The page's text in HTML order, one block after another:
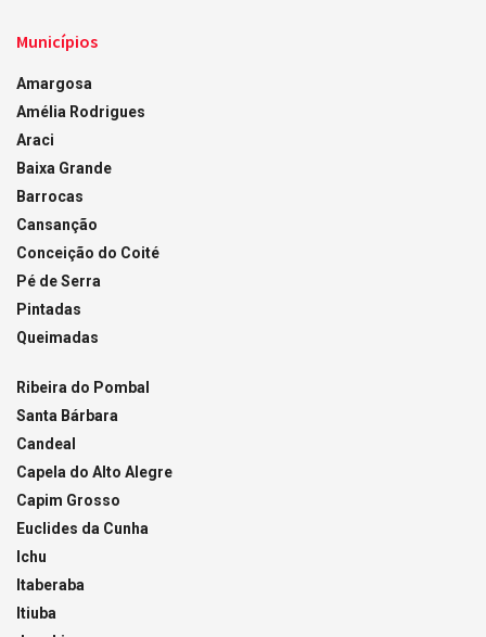
Municípios
Amargosa
Amélia Rodrigues
Araci
Baixa Grande
Barrocas
Cansanção
Conceição do Coité
Pé de Serra
Pintadas
Queimadas
Ribeira do Pombal
Santa Bárbara
Candeal
Capela do Alto Alegre
Capim Grosso
Euclides da Cunha
Ichu
Itaberaba
Itiuba